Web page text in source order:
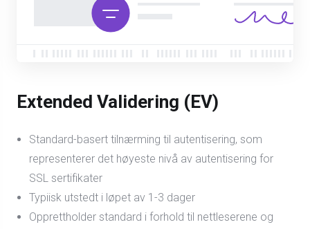
Extended Validering (EV)
Standard-basert tilnærming til autentisering, som
representerer det høyeste nivå av autentisering for
SSL sertifikater
Typiisk utstedt i løpet av 1-3 dager
Opprettholder standard i forhold til nettleserene og